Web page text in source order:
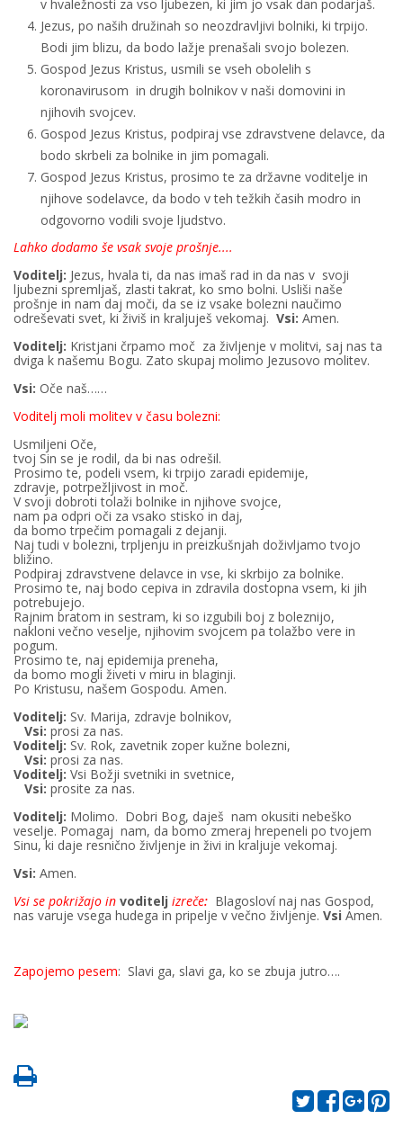
v hvaležnosti za vso ljubezen, ki jim jo vsak dan podarjaš.
Jezus, po naših družinah so neozdravljivi bolniki, ki trpijo.
Bodi jim blizu, da bodo lažje prenašali svojo bolezen.
Gospod Jezus Kristus, usmili se vseh obolelih s
koronavirusom in drugih bolnikov v naši domovini in
njihovih svojcev.
Gospod Jezus Kristus, podpiraj vse zdravstvene delavce, da
bodo skrbeli za bolnike in jim pomagali.
Gospod Jezus Kristus, prosimo te za državne voditelje in
njihove sodelavce, da bodo v teh težkih časih modro in
odgovorno vodili svoje ljudstvo.
Lahko dodamo še vsak svoje prošnje....
Voditelj: Jezus, hvala ti, da nas imaš rad in da nas v svoji
ljubezni spremljaš, zlasti takrat, ko smo bolni. Usliši naše
prošnje in nam daj moči, da se iz vsake bolezni naučimo
odreševati svet, ki živiš in kraljuješ vekomaj. Vsi: Amen.
Voditelj: Kristjani črpamo moč za življenje v molitvi, saj nas ta
dviga k našemu Bogu. Zato skupaj molimo Jezusovo molitev.
Vsi: Oče naš……
Voditelj moli molitev v času bolezni:
Usmiljeni Oče,
tvoj Sin se je rodil, da bi nas odrešil.
Prosimo te, podeli vsem, ki trpijo zaradi epidemije,
zdravje, potrpežljivost in moč.
V svoji dobroti tolaži bolnike in njihove svojce,
nam pa odpri oči za vsako stisko in daj,
da bomo trpečim pomagali z dejanji.
Naj tudi v bolezni, trpljenju in preizkušnjah doživljamo tvojo
bližino.
Podpiraj zdravstvene delavce in vse, ki skrbijo za bolnike.
Prosimo te, naj bodo cepiva in zdravila dostopna vsem, ki jih
potrebujejo.
Rajnim bratom in sestram, ki so izgubili boj z boleznijo,
nakloni večno veselje, njihovim svojcem pa tolažbo vere in
pogum.
Prosimo te, naj epidemija preneha,
da bomo mogli živeti v miru in blaginji.
Po Kristusu, našem Gospodu. Amen.
Voditelj: Sv. Marija, zdravje bolnikov,
Vsi: prosi za nas.
Voditelj: Sv. Rok, zavetnik zoper kužne bolezni,
Vsi: prosi za nas.
Voditelj: Vsi Božji svetniki in svetnice,
Vsi: prosite za nas.
Voditelj: Molimo. Dobri Bog, daješ nam okusiti nebeško
veselje. Pomagaj nam, da bomo zmeraj hrepeneli po tvojem
Sinu, ki daje resnično življenje in živi in kraljuje vekomaj.
Vsi: Amen.
Vsi se pokrižajo in voditelj izreče: Blagosloví naj nas Gospod,
nas varuje vsega hudega in pripelje v večno življenje. Vsi Amen.
Zapojemo pesem: Slavi ga, slavi ga, ko se zbuja jutro….